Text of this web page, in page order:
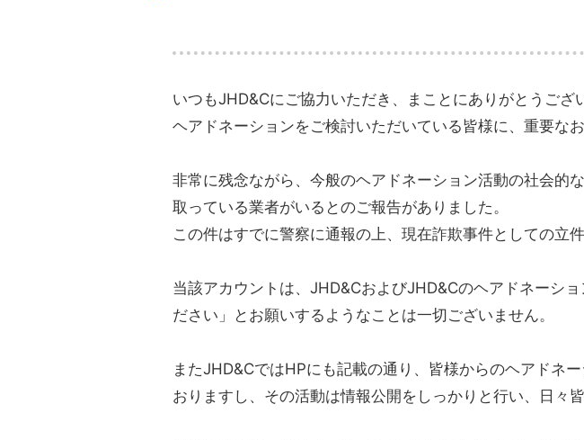
いつもJHD&Cにご協力いただき、まことにありがとうござ
ヘアドネーションをご検討いただいている皆様に、重要な
非常に残念ながら、今般のヘアドネーション活動の社会的
取っている業者がいるとのご報告がありました。
この件はすでに警察に通報の上、現在詐欺事件としての立
当該アカウントは、JHD&CおよびJHD&Cのヘアドネーシ
ださい」とお願いするようなことは一切ございません。
またJHD&CではHPにも記載の通り、皆様からのヘアドネ
おりますし、その活動は情報公開をしっかりと行い、日々